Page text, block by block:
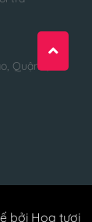
Quận 1,
bởi Hoa tươi